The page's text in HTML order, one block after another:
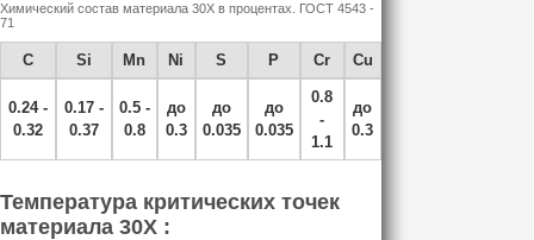
Химический состав материала 30Х в процентах. ГОСТ 4543 -
71
C Si Mn Ni S P Cr Cu
0.24 -
0.32
0.17 -
0.37
0.5 -
0.8
до
0.3
до
0.035
до
0.035
0.8
-
1.1
до
0.3
Температура критических точек
материала 30Х :